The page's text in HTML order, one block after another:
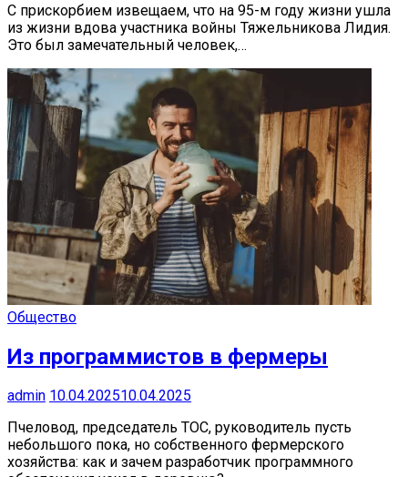
С прискорбием извещаем, что на 95-м году жизни ушла
из жизни вдова участника войны Тяжельникова Лидия.
Это был замечательный человек,…
Общество
Из программистов в фермеры
admin 10.04.202510.04.2025
Пчеловод, председатель ТОС, руководитель пусть
небольшого пока, но собственного фермерского
хозяйства: как и зачем разработчик программного